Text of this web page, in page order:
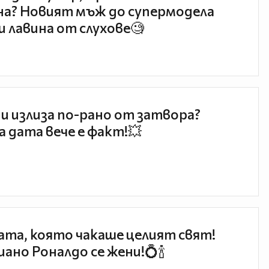
Новият мъж до супермодела
лавина от слухове🧐
излиза по-рано от затвора?
дата вече е факт!💥
която чакаше целият свят!
Роналдо се жени!💍🍾